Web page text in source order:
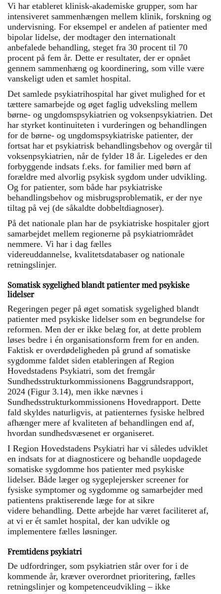
Vi har etableret klinisk-akademiske grupper, som har
intensiveret sammenhængen mellem klinik, forskning og
undervisning. For eksempel er andelen af patienter med
bipolar lidelse, der modtager den internationalt
anbefalede behandling, steget fra 30 procent til 70
procent på fem år. Dette er resultater, der er opnået
gennem sammenhæng og koordinering, som ville være
vanskeligt uden et samlet hospital.
Det samlede psykiatrihospital har givet mulighed for et
tættere samarbejde og øget faglig udveksling mellem
børne- og ungdomspsykiatrien og voksenpsykiatrien. Det
har styrket kontinuiteten i vurderingen og behandlingen
for de børne- og ungdomspsykiatriske patienter, der
fortsat har et psykiatrisk behandlingsbehov og overgår til
voksenpsykiatrien, når de fylder 18 år. Ligeledes er den
forbyggende indsats f.eks. for familier med børn af
forældre med alvorlig psykisk sygdom under udvikling.
Og for patienter, som både har psykiatriske
behandlingsbehov og misbrugsproblematik, er der nye
tiltag på vej (de såkaldte dobbeltdiagnoser).
På det nationale plan har de psykiatriske hospitaler gjort
samarbejdet mellem regionerne på psykiatriområdet
nemmere. Vi har i dag fælles
videreuddannelse, kvalitetsdatabaser og nationale
retningslinjer.
Somatisk sygelighed blandt patienter med psykiske
lidelser
Regeringen peger på øget somatisk sygelighed blandt
patienter med psykiske lidelser som en begrundelse for
reformen. Men der er ikke belæg for, at dette problem
løses bedre i én organisationsform frem for en anden.
Faktisk er overdødeligheden på grund af somatiske
sygdomme faldet siden etableringen af Region
Hovedstadens Psykiatri, som det fremgår
Sundhedsstrukturkommissionens Baggrundsrapport,
2024 (Figur 3.14), men ikke nævnes i
Sundhedsstrukturkommissionens Hovedrapport. Dette
fald skyldes naturligvis, at patienternes fysiske helbred
afhænger mere af kvaliteten af behandlingen end af,
hvordan sundhedsvæsenet er organiseret.
I Region Hovedstadens Psykiatri har vi således udviklet
en indsats for at diagnosticere og behandle uopdagede
somatiske sygdomme hos patienter med psykiske
lidelser. Både læger og sygeplejersker screener for
fysiske symptomer og sygdomme og samarbejder med
patientens praktiserende læge for at sikre
videre behandling. Dette arbejde har været faciliteret af,
at vi er ét samlet hospital, der kan udvikle og
implementere fælles løsninger.
Fremtidens psykiatri
De udfordringer, som psykiatrien står over for i de
kommende år, kræver overordnet prioritering, fælles
retningslinjer og kompetenceudvikling – ikke